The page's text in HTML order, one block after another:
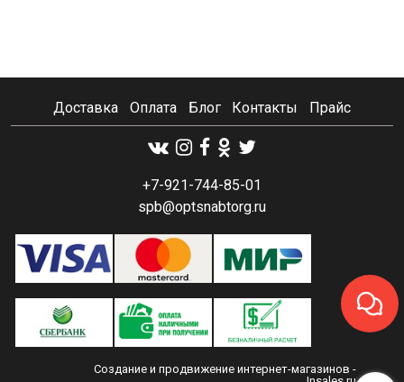
Доставка Оплата Блог Контакты Прайс
+7-921-744-85-01
spb@optsnabtorg.ru
Создание и продвижение интернет-магазинов -